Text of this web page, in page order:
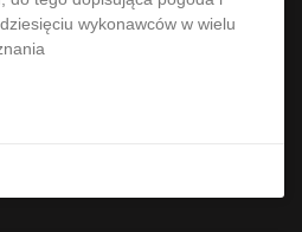
wykonawców w wielu